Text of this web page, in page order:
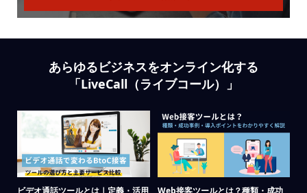
あらゆるビジネスをオンライン化する
「LiveCall（ライブコール）」
ビデオ通話ツールとは｜定義・活用
Web接客ツールとは？種類・成功